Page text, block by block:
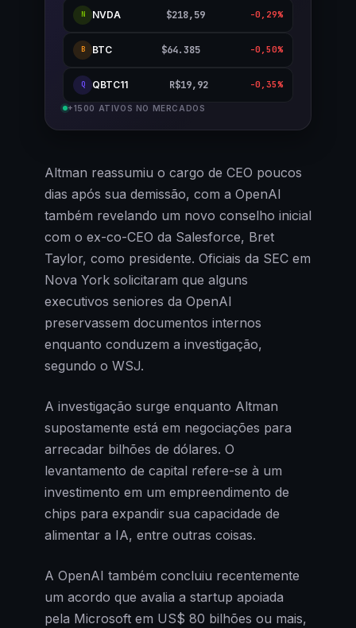
N NVDA $218,59 -0,29%
B BTC $64.385 -0,50%
Q QBTC11 R$19,92 -0,35%
+1500 ATIVOS NO MERCADOS
Altman reassumiu o cargo de CEO poucos
dias após sua demissão, com a OpenAI
também revelando um novo conselho inicial
com o ex-co-CEO da Salesforce, Bret
Taylor, como presidente. Oficiais da SEC em
Nova York solicitaram que alguns
executivos seniores da OpenAI
preservassem documentos internos
enquanto conduzem a investigação,
segundo o WSJ.
A investigação surge enquanto Altman
supostamente está em negociações para
arrecadar bilhões de dólares. O
levantamento de capital refere-se à um
investimento em um empreendimento de
chips para expandir sua capacidade de
alimentar a IA, entre outras coisas.
A OpenAI também concluiu recentemente
um acordo que avalia a startup apoiada
pela Microsoft em US$ 80 bilhões ou mais,